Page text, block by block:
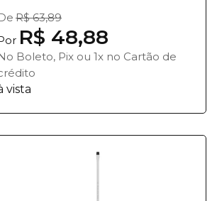
R$ 63,89
R$ 48,88
Boleto, Pix ou 1x no Cartão de
vista